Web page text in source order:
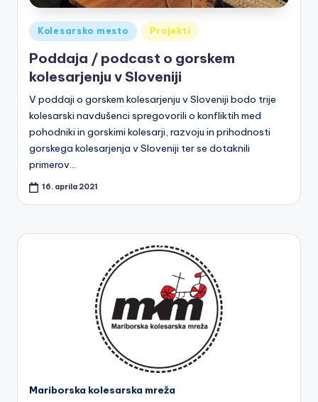
k
o
le
s
a
s
k
Posted
in
Kolesarsko mesto Projekti
Poddaja / podcast o gorskem
kolesarjenju v Sloveniji
V poddaji o gorskem kolesarjenju v Sloveniji bodo trije
kolesarski navdušenci spregovorili o konfliktih med
pohodniki in gorskimi kolesarji, razvoju in prihodnosti
gorskega kolesarjenja v Sloveniji ter se dotaknili
primerov…
16. aprila 2021
Mariborska kolesarska mreža